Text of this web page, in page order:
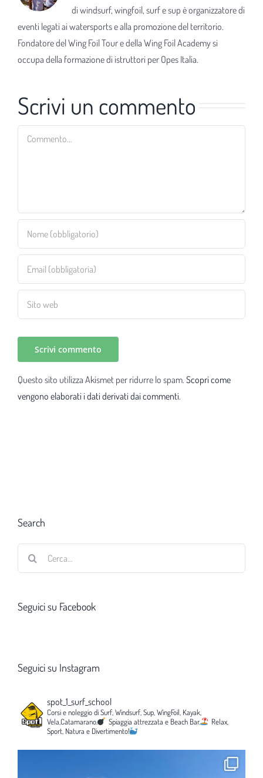
di windsurf, wingfoil, surf e sup è organizzatore di
eventi legati ai watersports e alla promozione del territorio.
Fondatore del Wing Foil Tour e della Wing Foil Academy si
occupa della formazione di istruttori per Opes Italia.
Scrivi un commento
Commento
Questo sito utilizza Akismet per ridurre lo spam. Scopri come
vengono elaborati i dati derivati dai commenti.
Search
Seguici su Facebook
Seguici su Instagram
spot_1_surf_school
Corsi e noleggio di Surf, Windsurf, Sup, WingFoil, Kayak,
Vela,Catamarano.
Spiaggia attrezzata e Beach Bar.
Relax,
Sport, Natura e Divertimento!